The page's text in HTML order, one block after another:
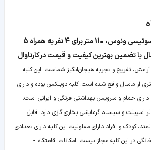
‫‫اجاره روزانه و ماهانه سوئیسی ونوس، 110 متر برای 4 نفر به همراه 5
با تضمین بهترین کیفیت و قیمت در کارناوال
تفریح و تجربه‌ هیجان‌انگیز شماست. این کلبه
متری در زمینی 550 متری از ماسال واقع شده است. کلبه دوبلکس بوده و دارای
حمام و سرویس بهداشتی فرنگی و ایرانی است.
اسپیلت و سیستم گرمایشی بخاری گازی دارد. قابل
کودک و افراد دارای معلولیت این کلبه دارای تعدادی
در این کلبه مجاز نیست. امکانات اقامتگاه: -